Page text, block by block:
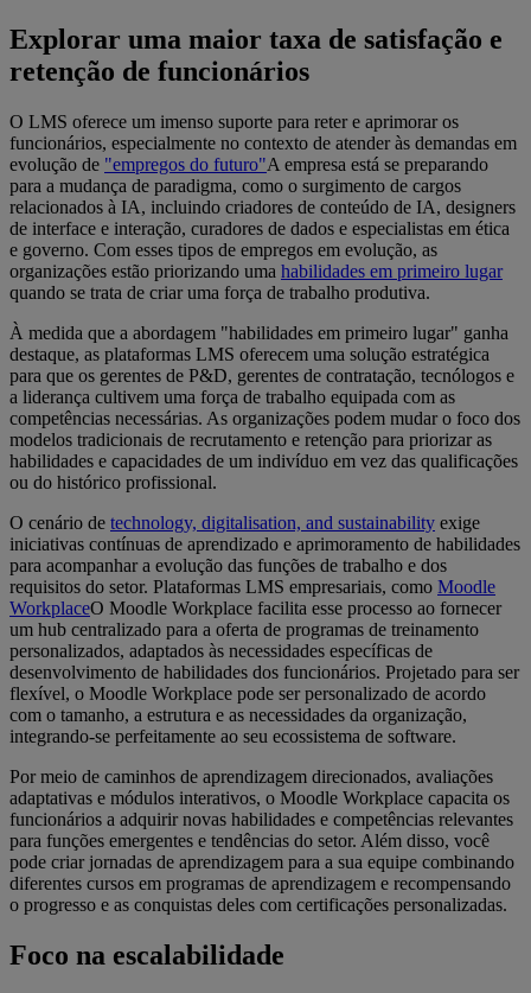
Explorar uma maior taxa de satisfação e
retenção de funcionários
O LMS oferece um imenso suporte para reter e aprimorar os
funcionários, especialmente no contexto de atender às demandas em
evolução de "empregos do futuro"A empresa está se preparando
para a mudança de paradigma, como o surgimento de cargos
relacionados à IA, incluindo criadores de conteúdo de IA, designers
de interface e interação, curadores de dados e especialistas em ética
e governo. Com esses tipos de empregos em evolução, as
organizações estão priorizando uma habilidades em primeiro lugar
quando se trata de criar uma força de trabalho produtiva.
À medida que a abordagem "habilidades em primeiro lugar" ganha
destaque, as plataformas LMS oferecem uma solução estratégica
para que os gerentes de P&D, gerentes de contratação, tecnólogos e
a liderança cultivem uma força de trabalho equipada com as
competências necessárias. As organizações podem mudar o foco dos
modelos tradicionais de recrutamento e retenção para priorizar as
habilidades e capacidades de um indivíduo em vez das qualificações
ou do histórico profissional.
O cenário de technology, digitalisation, and sustainability exige
iniciativas contínuas de aprendizado e aprimoramento de habilidades
para acompanhar a evolução das funções de trabalho e dos
requisitos do setor. Plataformas LMS empresariais, como Moodle
WorkplaceO Moodle Workplace facilita esse processo ao fornecer
um hub centralizado para a oferta de programas de treinamento
personalizados, adaptados às necessidades específicas de
desenvolvimento de habilidades dos funcionários. Projetado para ser
flexível, o Moodle Workplace pode ser personalizado de acordo
com o tamanho, a estrutura e as necessidades da organização,
integrando-se perfeitamente ao seu ecossistema de software.
Por meio de caminhos de aprendizagem direcionados, avaliações
adaptativas e módulos interativos, o Moodle Workplace capacita os
funcionários a adquirir novas habilidades e competências relevantes
para funções emergentes e tendências do setor. Além disso, você
pode criar jornadas de aprendizagem para a sua equipe combinando
diferentes cursos em programas de aprendizagem e recompensando
o progresso e as conquistas deles com certificações personalizadas.
Foco na escalabilidade